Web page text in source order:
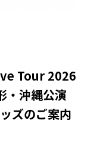
Tour 2026
・沖縄公演
ズのご案内